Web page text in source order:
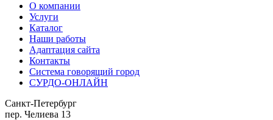
О компании
Услуги
Каталог
Наши работы
Адаптация сайта
Контакты
Система говорящий город
СУРДО-ОНЛАЙН
Санкт-Петербург
пер. Челиева 13